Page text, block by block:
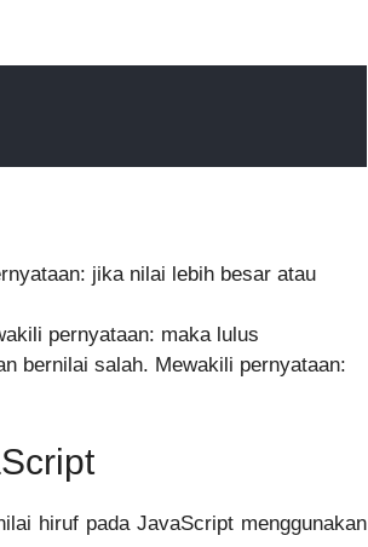
jika nilai lebih besar atau
pernyataan: maka lulus
bernilai salah. Mewakili pernyataan:
hiruf pada JavaScript menggunakan